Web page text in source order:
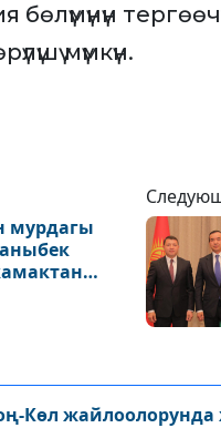
мүмкүн.
мурдагы
Көл